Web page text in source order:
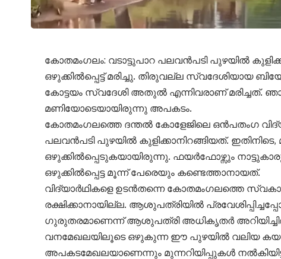
കോതമംഗലം: വടാട്ടുപാറ പലവൻപടി പുഴയിൽ
ഒഴുക്കിൽപ്പെട്ട് മരിച്ചു. തിരുവല്ല സ്വദേശിയായ
കോട്ടയം സ്വദേശി അതുൽ എന്നിവരാണ് മരിച്ചത്.
മണിയോടെയായിരുന്നു അപകടം.
കോതമംഗലത്തെ ദന്തൽ കോളേജിലെ ഒൻപതംഗ
പലവൻപടി പുഴയിൽ കുളിക്കാനിറങ്ങിയത്.
ഒഴുക്കിൽപ്പെടുകയായിരുന്നു. ഫയർഫോഴ്സും
ഒഴുക്കിൽപ്പെട്ട മൂന്ന് പേരെയും കണ്ടെത്താനായത്.
വിദ്യാർഥികളെ ഉടൻതന്നെ കോതമംഗലത്തെ
രക്ഷിക്കാനായില്ല. ആശുപത്രിയിൽ
ഗുരുതരമാണെന്ന് ആശുപത്രി അധികൃതർ
വനമേഖലയിലൂടെ ഒഴുകുന്ന ഈ പുഴയിൽ വലിയ
അപകടമേഖലയാണെന്നും മുന്നറിയിപ്പുകൾ